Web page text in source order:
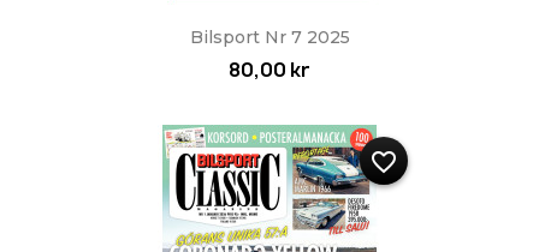
Bilsport Nr 7 2025
80,00 kr
favorite_border